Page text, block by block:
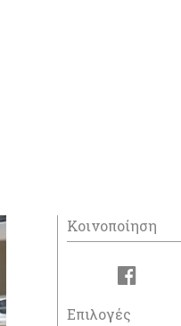
Κοινοποίηση
Επιλογές